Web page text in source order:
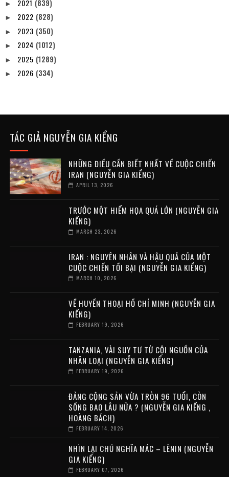
► 2021 (839)
► 2022 (828)
► 2023 (350)
► 2024 (1012)
► 2025 (1289)
► 2026 (334)
TÁC GIẢ NGUYỄN GIA KIỂNG
NHỮNG ĐIỀU CẦN BIẾT NHẤT VỀ CUỘC CHIẾN
IRAN (NGUYỄN GIA KIỂNG)
APRIL 13, 2026
TRƯỚC MỘT HIỂM HỌA QUÁ LỚN (NGUYỄN GIA
KIỂNG)
MARCH 23, 2026
IRAN : NGUYÊN NHÂN VÀ HẬU QUẢ CỦA MỘT
CUỘC CHIẾN TỒI BẠI (NGUYỄN GIA KIỂNG)
MARCH 10, 2026
VỀ HUYỀN THOẠI HỒ CHÍ MINH (NGUYỄN GIA
KIỂNG)
FEBRUARY 19, 2026
TANZANIA, VÀI SUY TƯ TỪ CỘI NGUỒN CỦA
NHÂN LOẠI (NGUYỄN GIA KIỂNG)
FEBRUARY 19, 2026
ĐẢNG CỘNG SẢN VỪA TRÒN 96 TUỔI, CÒN
SỐNG BAO LÂU NỮA ? (NGUYỄN GIA KIỂNG ,
HOÀNG BÁCH)
FEBRUARY 14, 2026
NHÌN LẠI CHỦ NGHĨA MÁC – LÊNIN (NGUYỄN
GIA KIỂNG)
FEBRUARY 07, 2026